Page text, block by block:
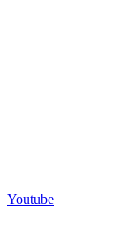
Youtube